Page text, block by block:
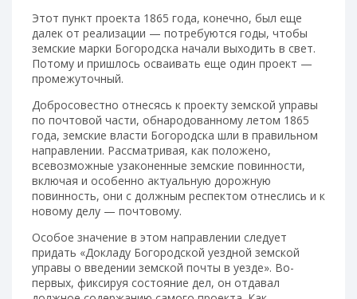
Этот пункт проекта 1865 года, конечно, был еще
далек от реализации — потребуются годы, чтобы
земские марки Богородска начали выходить в свет.
Потому и пришлось осваивать еще один проект —
промежуточный.
Добросовестно отнесясь к проекту земской управы
по почтовой части, обнародованному летом 1865
года, земские власти Богородска шли в правильном
направлении. Рассматривая, как положено,
всевозможные узаконенные земские повинности,
включая и особенно актуальную дорожную
повинность, они с должным респектом отнеслись и к
новому делу — почтовому.
Особое значение в этом направлении следует
придать «Докладу Богородской уездной земской
управы о введении земской почты в уезде». Во-
первых, фиксируя состояние дел, он отдавал